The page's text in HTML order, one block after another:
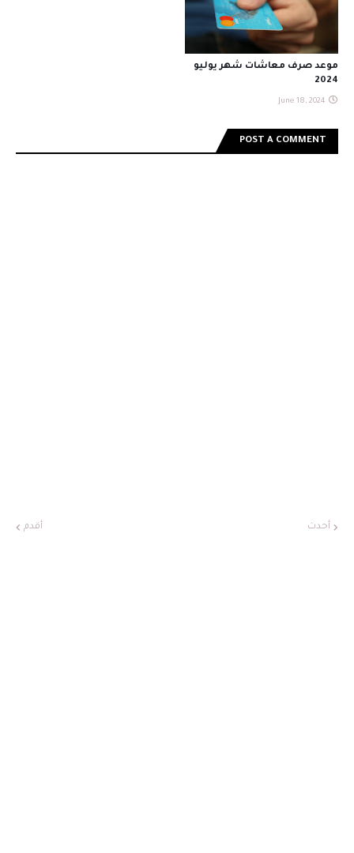
موعد صرف معاشات شهر يوليو
2024
June 18, 2024
POST A COMMENT
أحدث أقدم